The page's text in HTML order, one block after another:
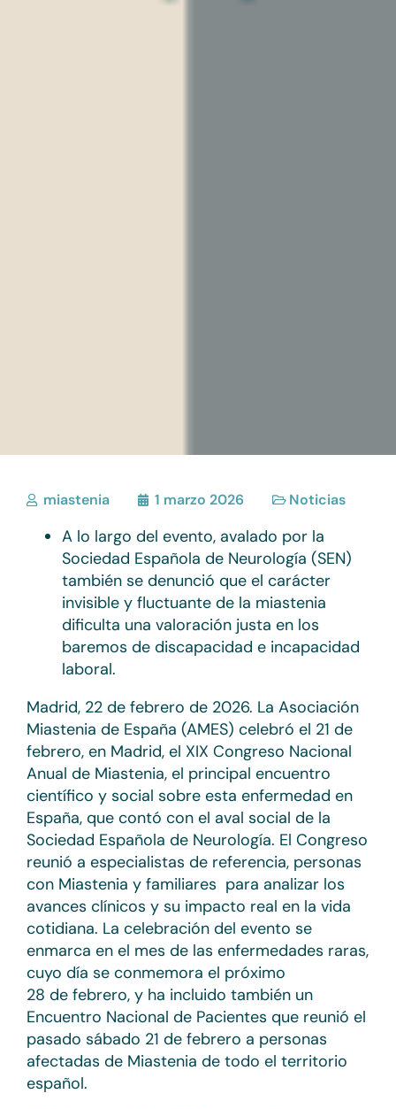
miastenia 1 marzo 2026 Noticias
A lo largo del evento, avalado por la
Sociedad Española de Neurología (SEN)
también se denunció que el carácter
invisible y fluctuante de la miastenia
dificulta una valoración justa en los
baremos de discapacidad e incapacidad
laboral.
Madrid, 22 de febrero de 2026. La Asociación
Miastenia de España (AMES) celebró el 21 de
febrero, en Madrid, el XIX Congreso Nacional
Anual de Miastenia, el principal encuentro
científico y social sobre esta enfermedad en
España, que contó con el aval social de la
Sociedad Española de Neurología. El Congreso
reunió a especialistas de referencia, personas
con Miastenia y familiares para analizar los
avances clínicos y su impacto real en la vida
cotidiana. La celebración del evento se
enmarca en el mes de las enfermedades raras,
cuyo día se conmemora el próximo
28 de febrero, y ha incluido también un
Encuentro Nacional de Pacientes que reunió el
pasado sábado 21 de febrero a personas
afectadas de Miastenia de todo el territorio
español.